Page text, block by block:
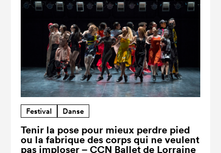
Festival Danse
Tenir la pose pour mieux perdre pied
ou la fabrique des corps qui ne veulent
pas imploser – CCN Ballet de Lorraine